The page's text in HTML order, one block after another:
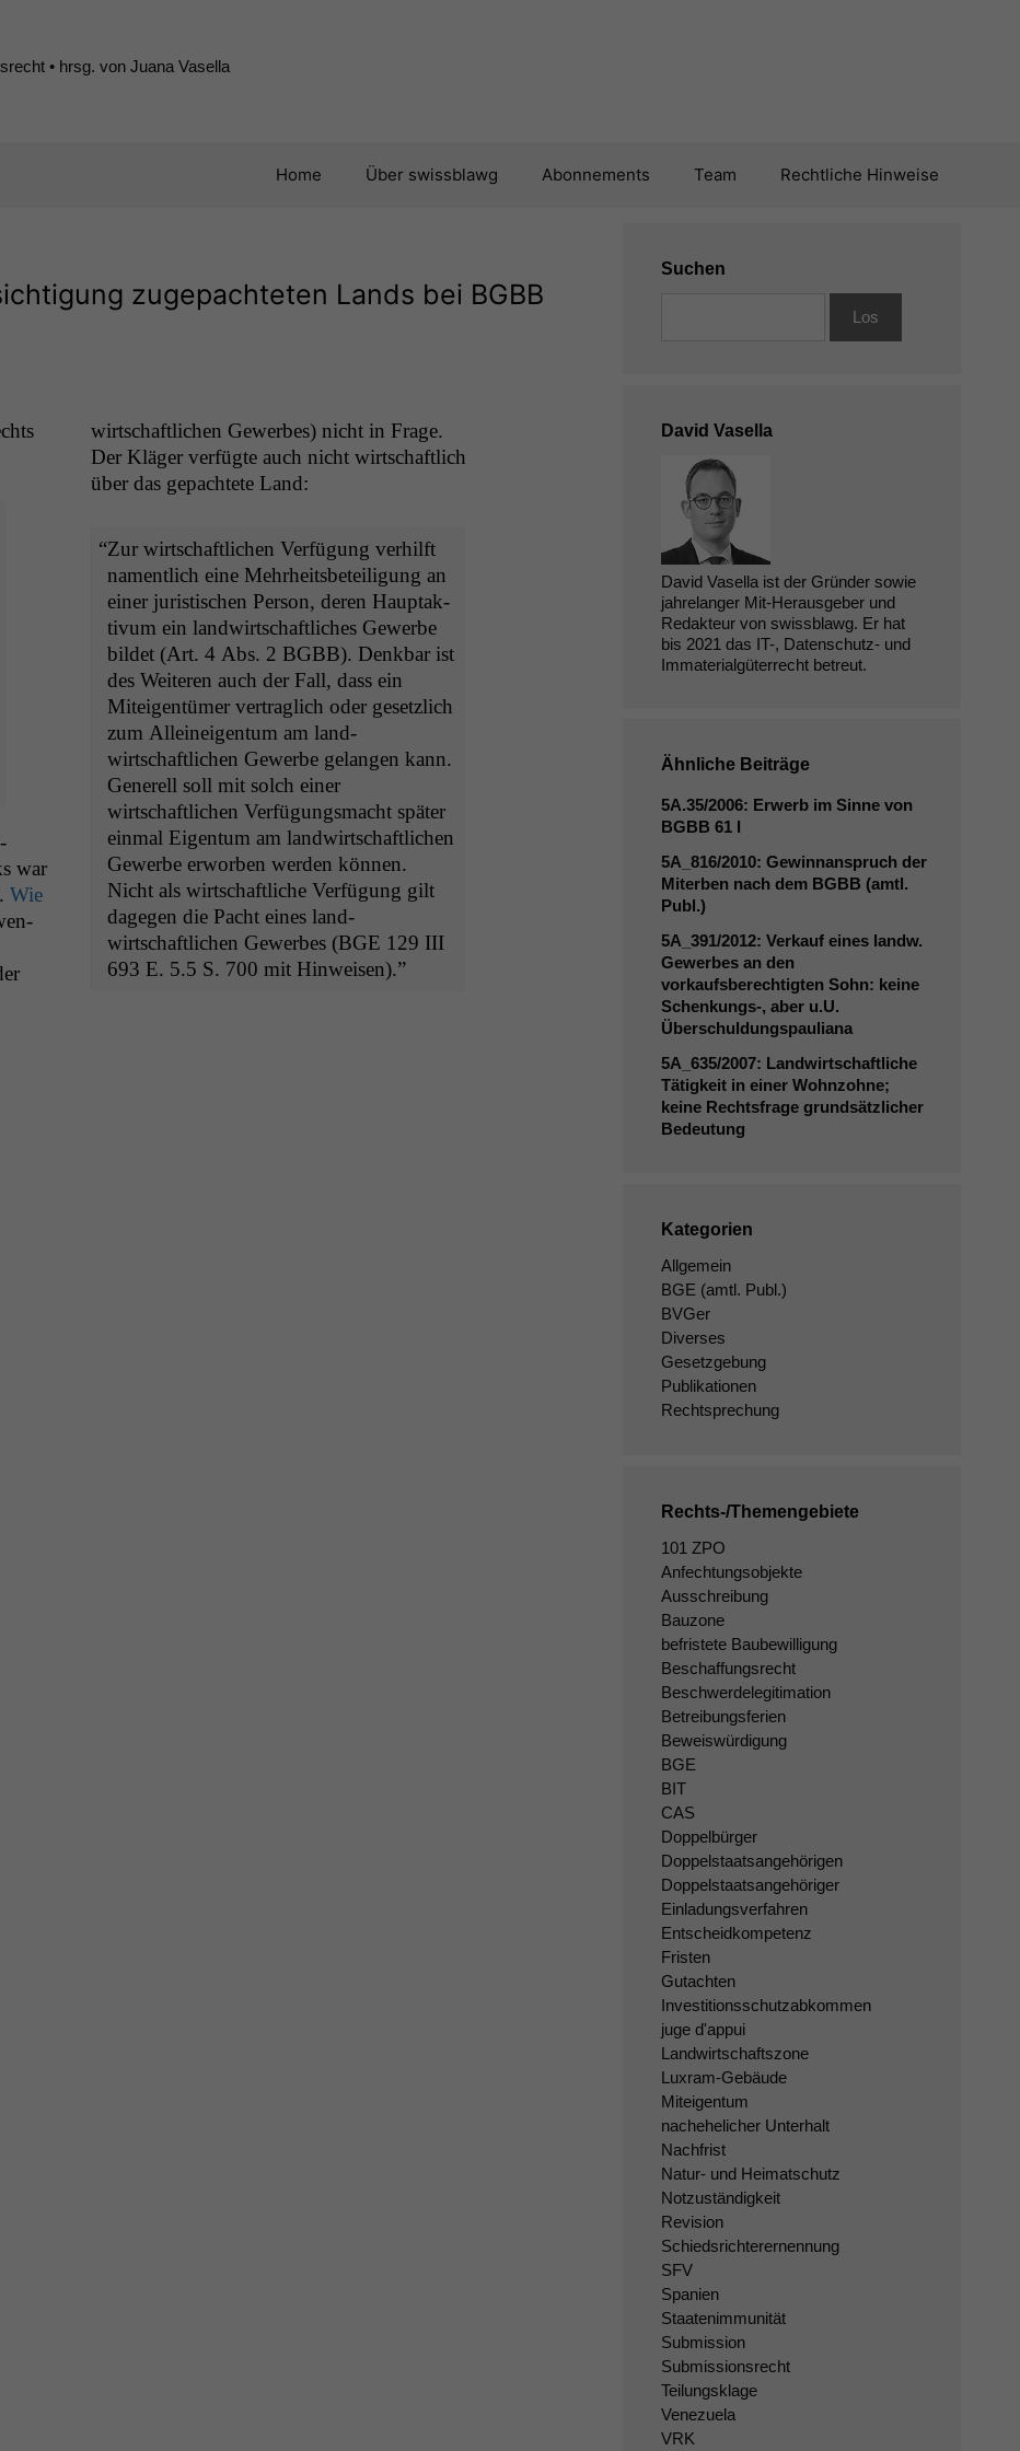
• hrsg. von Juana Vasella
Home Über swissblawg Abonnements Team Rechtliche Hinweise
zugepachteten Lands bei BGBB
war
Wie
wirtschaftlichen Gewerbes) nicht in Frage.
Der Kläger ver­fügte auch nicht wirtschaftlich
über das gepachtete Land:
“Zur wirtschaftlichen Ver­fü­gung ver­hil­ft
namentlich eine Mehrheits­beteili­gung an
ein­er juris­tis­chen Per­son, deren Haup­tak­
tivum ein land­wirtschaftlich­es Gewerbe
bildet (Art. 4 Abs. 2 BGBB). Denkbar ist
des Weit­eren auch der Fall, dass ein
Miteigen­tümer ver­traglich oder geset­zlich
zum Alleineigen­tum am land­
wirtschaftlichen Gewerbe gelan­gen kann.
Generell soll mit solch ein­er
wirtschaftlichen Ver­fü­gungs­macht später
ein­mal Eigen­tum am land­wirtschaftlichen
Gewerbe erwor­ben wer­den kön­nen.
Nicht als wirtschaftliche Ver­fü­gung gilt
dage­gen die Pacht eines land­
wirtschaftlichen Gewerbes (BGE 129 III
693 E. 5.5 S. 700 mit Hinweisen).”
Suchen
David Vasella
David Vasella ist der Gründer sowie
jahrelanger Mit-Herausgeber und
Redakteur von swissblawg. Er hat
bis 2021 das IT-, Datenschutz- und
Immaterialgüterrecht betreut.
Ähnliche Beiträge
5A.35/2006: Erwerb im Sinne von
BGBB 61 I
5A_816/2010: Gewinnanspruch der
Miterben nach dem BGBB (amtl.
Publ.)
5A_391/2012: Verkauf eines landw.
Gewerbes an den
vorkaufsberechtigten Sohn: keine
Schenkungs‑, aber u.U.
Überschuldungspauliana
5A_635/2007: Landwirtschaftliche
Tätigkeit in einer Wohnzohne;
keine Rechtsfrage grundsätzlicher
Bedeutung
Kategorien
Allgemein
BGE (amtl. Publ.)
BVGer
Diverses
Gesetzgebung
Publikationen
Rechtsprechung
Rechts-/Themengebiete
101 ZPO
Anfechtungsobjekte
Ausschreibung
Bauzone
befristete Baubewilligung
Beschaffungsrecht
Beschwerdelegitimation
Betreibungsferien
Beweiswürdigung
BGE
BIT
CAS
Doppelbürger
Doppelstaatsangehörigen
Doppelstaatsangehöriger
Einladungsverfahren
Entscheidkompetenz
Fristen
Gutachten
Investitionsschutzabkommen
juge d'appui
Landwirtschaftszone
Luxram-Gebäude
Miteigentum
nachehelicher Unterhalt
Nachfrist
Natur- und Heimatschutz
Notzuständigkeit
Revision
Schiedsrichterernennung
SFV
Spanien
Staatenimmunität
Submission
Submissionsrecht
Teilungsklage
Venezuela
VRK